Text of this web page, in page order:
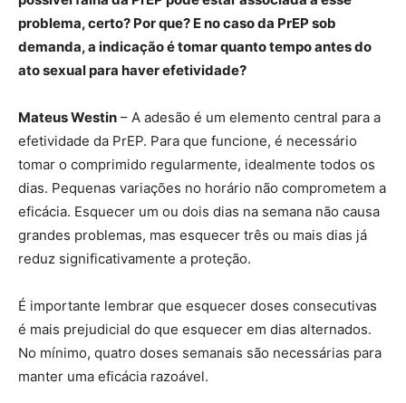
problema, certo? Por que? E no caso da PrEP sob
demanda, a indicação é tomar quanto tempo antes do
ato sexual para haver efetividade?
Mateus Westin – A adesão é um elemento central para a
efetividade da PrEP. Para que funcione, é necessário
tomar o comprimido regularmente, idealmente todos os
dias. Pequenas variações no horário não comprometem a
eficácia. Esquecer um ou dois dias na semana não causa
grandes problemas, mas esquecer três ou mais dias já
reduz significativamente a proteção.
É importante lembrar que esquecer doses consecutivas
é mais prejudicial do que esquecer em dias alternados.
No mínimo, quatro doses semanais são necessárias para
manter uma eficácia razoável.